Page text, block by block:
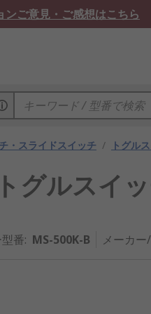
ンご意見・ご感想はこちら
・スライドスイッチ / トグル
グルスイ
番: MS-500K-B メーカ